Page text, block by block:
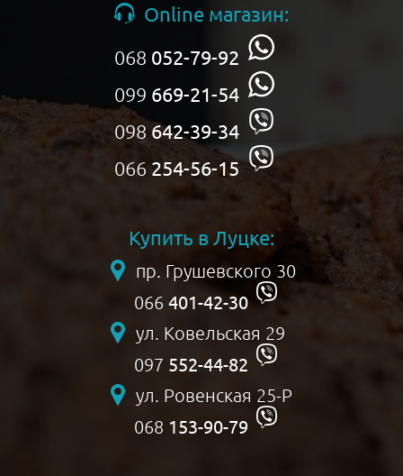
Online магазин:
068 052-79-92
099 669-21-54
098 642-39-34
066 254-56-15
Купить в Луцке:
пр. Грушевского 30
066 401-42-30
ул. Ковельская 29
097 552-44-82
ул. Ровенская 25-Р
068 153-90-79